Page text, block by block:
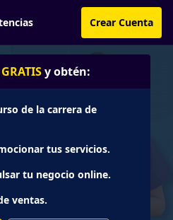
Crear Cuenta
GRATIS y obtén:
de la carrera de
tus servicios.
tu negocio online.
ventas.